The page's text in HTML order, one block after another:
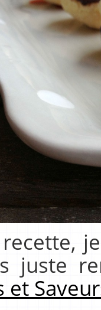
juste
et